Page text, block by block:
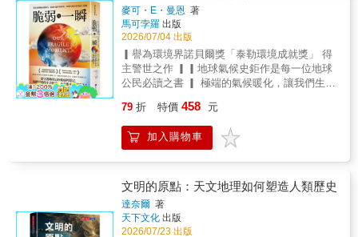
機
麥可・E・曼恩 著
馬可孛羅 出版
2026/07/04 出版
▎譽為環境界諾貝爾獎「泰勒環境成就獎」 得
主警世之作 ▎▎地球氣候史鉅作是每一位地球
公民必讀之書 ▎ 極端的氣候暖化，讓我們生活
境的覺醒，是拯救地球未來的關鍵。 這些災難
事件正在發生……2022年：巴西、印度孟加拉
等地發生熱浪和洪災。颶風伊恩襲擊美國佛羅
2024年：全球平均首次突破1.5°C，成為最熱年
度。重大極端氣候事件包括：西班牙洪災。颶
風「海倫」重創美國東南部。撒哈拉沙漠遭遇
半世紀最強暴雨。超強颱風「摩羯」橫掃東南
79 折 特價 458 元
加入購物車
文明的原點：天文地理如何塑造人類歷史
達奈爾 著
天下文化 出版
2026/07/23 出版